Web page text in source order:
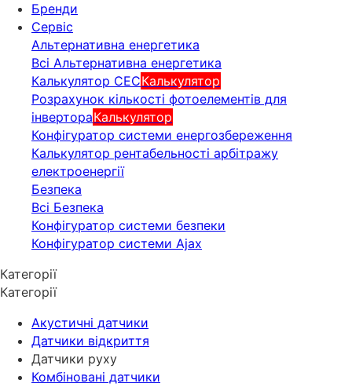
Бренди
Сервіс
Альтернативна енергетика
Всі Альтернативна енергетика
Калькулятор СЕСКалькулятор
Розрахунок кількості фотоелементів для
інвертораКалькулятор
Конфігуратор системи енергозбереження
Калькулятор рентабельності арбітражу
електроенергії
Безпека
Всі Безпека
Конфігуратор системи безпеки
Конфігуратор системи Ajax
Категорії
Категорії
Акустичні датчики
Датчики відкриття
Датчики руху
Комбіновані датчики